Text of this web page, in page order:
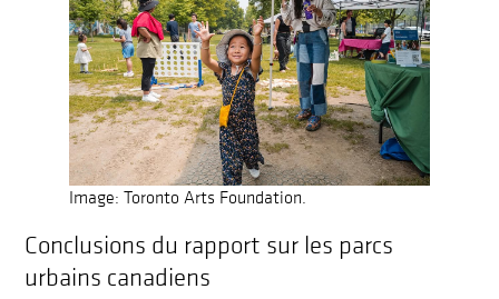
Image: Toronto Arts Foundation.
Conclusions du rapport sur les parcs
urbains canadiens